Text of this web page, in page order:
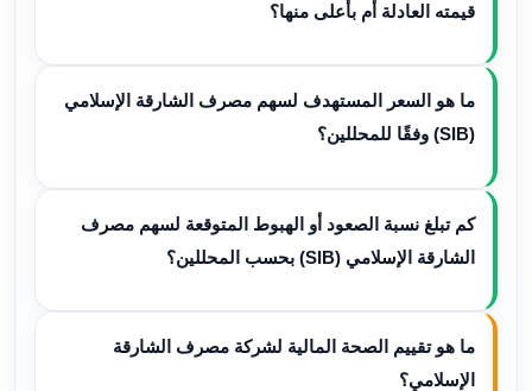
قيمته العادلة أم بأعلى منها؟
ما هو السعر المستهدف لسهم مصرف الشارقة الإسلامي
(SIB) وفقًا للمحللين؟
كم تبلغ نسبة الصعود أو الهبوط المتوقعة لسهم مصرف
الشارقة الإسلامي (SIB) بحسب المحللين؟
ما هو تقييم الصحة المالية لشركة مصرف الشارقة
الإسلامي؟